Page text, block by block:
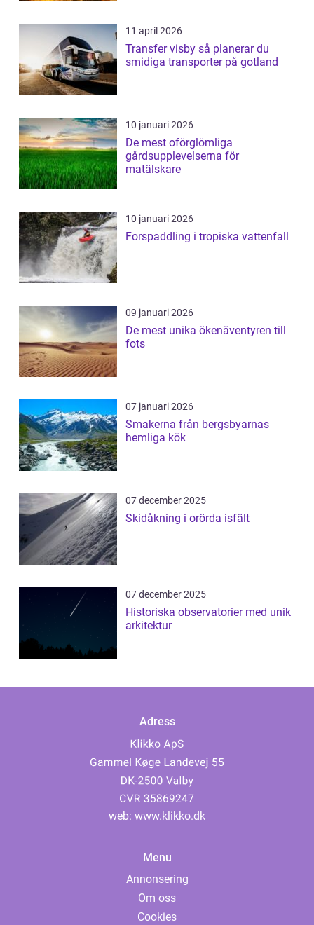
11 april 2026
Transfer visby så planerar du
smidiga transporter på gotland
10 januari 2026
De mest oförglömliga
gårdsupplevelserna för
matälskare
10 januari 2026
Forspaddling i tropiska vattenfall
09 januari 2026
De mest unika ökenäventyren till
fots
07 januari 2026
Smakerna från bergsbyarnas
hemliga kök
07 december 2025
Skidåkning i orörda isfält
07 december 2025
Historiska observatorier med unik
arkitektur
Adress
web: www.klikko.dk
Menu
Annonsering
Om oss
Cookies